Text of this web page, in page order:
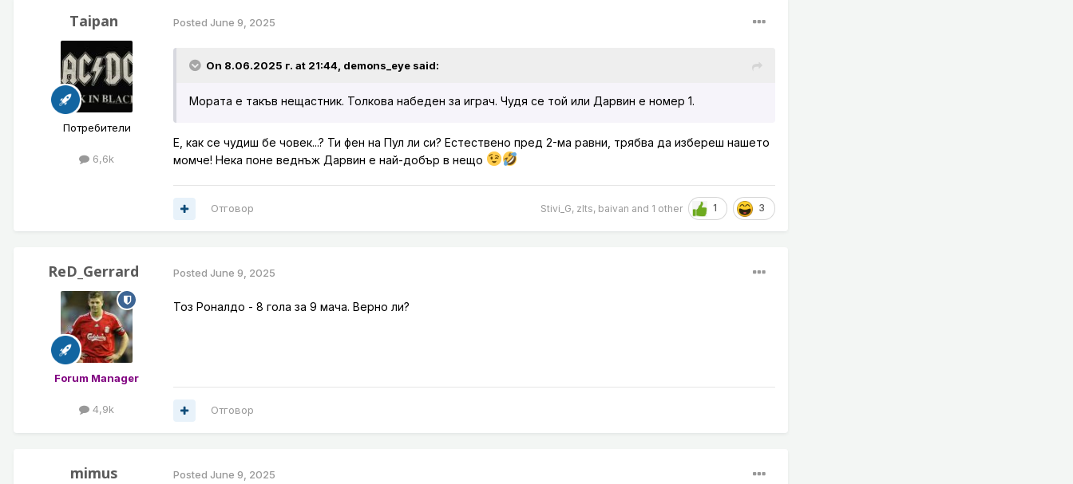
Taipan
Потребители
6,6k
Posted June 9, 2025
On 8.06.2025 г. at 21:44, demons_eye said:
Мората е такъв нещастник. Толкова набеден за играч. Чудя се той или Дарвин е номер 1.
Е, как се чудиш бе човек...? Ти фен на Пул ли си? Естествено пред 2-ма равни, трябва да избереш нашето
момче! Нека поне веднъж Дарвин е най-добър в нещо
Stivi_G, zlts, baivan and 1 other 1 3
Отговор
ReD_Gerrard
Forum Manager
4,9k
Posted June 9, 2025
Тоз Роналдо - 8 гола за 9 мача. Верно ли?
Отговор
mimus Posted June 9, 2025